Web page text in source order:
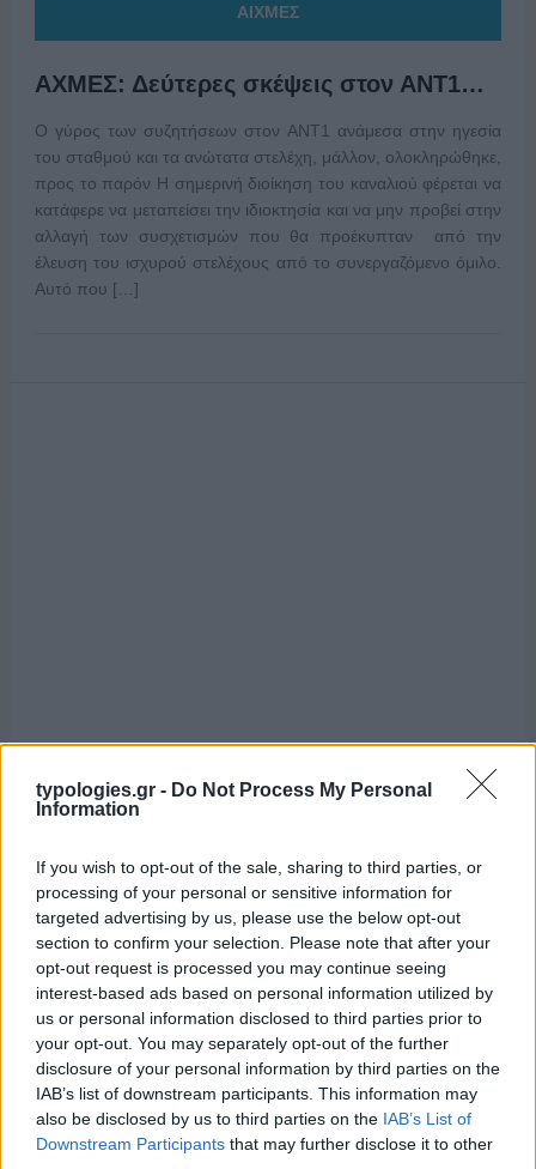
typologies.gr - Do Not Process My Personal
Information
If you wish to opt-out of the sale, sharing to third parties, or
processing of your personal or sensitive information for
targeted advertising by us, please use the below opt-out
section to confirm your selection. Please note that after your
opt-out request is processed you may continue seeing
interest-based ads based on personal information utilized by
us or personal information disclosed to third parties prior to
your opt-out. You may separately opt-out of the further
disclosure of your personal information by third parties on the
IAB’s list of downstream participants. This information may
also be disclosed by us to third parties on the IAB’s List of
Downstream Participants that may further disclose it to other
ΑΙΧΜΕΣ
ΑΧΜΕΣ: Δεύτερες σκέψεις στον ΑΝΤ1…
Ο γύρος των συζητήσεων στον ΑΝΤ1 ανάμεσα στην ηγεσία
του σταθμού και τα ανώτατα στελέχη, μάλλον, ολοκληρώθηκε,
προς το παρόν Η σημερινή διοίκηση του καναλιού φέρεται να
κατάφερε να μεταπείσει την ιδιοκτησία και να μην προβεί στην
αλλαγή των συσχετισμών που θα προέκυπταν από την
έλευση του ισχυρού στελέχους από το συνεργαζόμενο όμιλο.
Αυτό που […]